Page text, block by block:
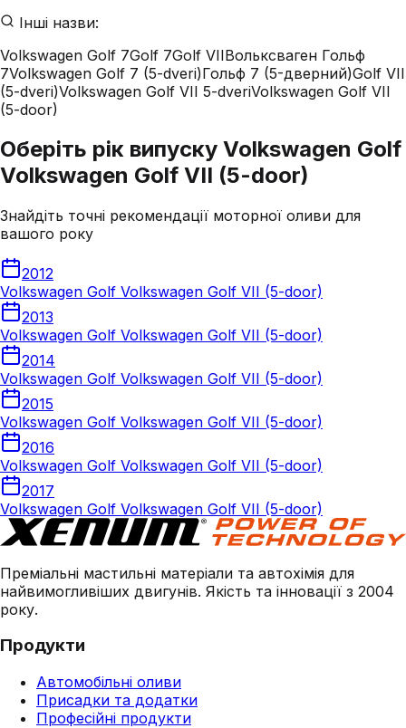
Інші назви:
Volkswagen Golf 7Golf 7Golf VIIВольксваген Гольф
7Volkswagen Golf 7 (5-dveri)Гольф 7 (5-дверний)Golf VII
(5-dveri)Volkswagen Golf VII 5-dveriVolkswagen Golf VII
(5-door)
Оберіть рік випуску Volkswagen Golf
Volkswagen Golf VII (5-door)
Знайдіть точні рекомендації моторної оливи для
вашого року
2012
Volkswagen Golf Volkswagen Golf VII (5-door)
2013
Volkswagen Golf Volkswagen Golf VII (5-door)
2014
Volkswagen Golf Volkswagen Golf VII (5-door)
2015
Volkswagen Golf Volkswagen Golf VII (5-door)
2016
Volkswagen Golf Volkswagen Golf VII (5-door)
2017
Volkswagen Golf Volkswagen Golf VII (5-door)
Преміальні мастильні матеріали та автохімія для
найвимогливіших двигунів. Якість та інновації з 2004
року.
Продукти
Автомобільні оливи
Присадки та додатки
Професійні продукти